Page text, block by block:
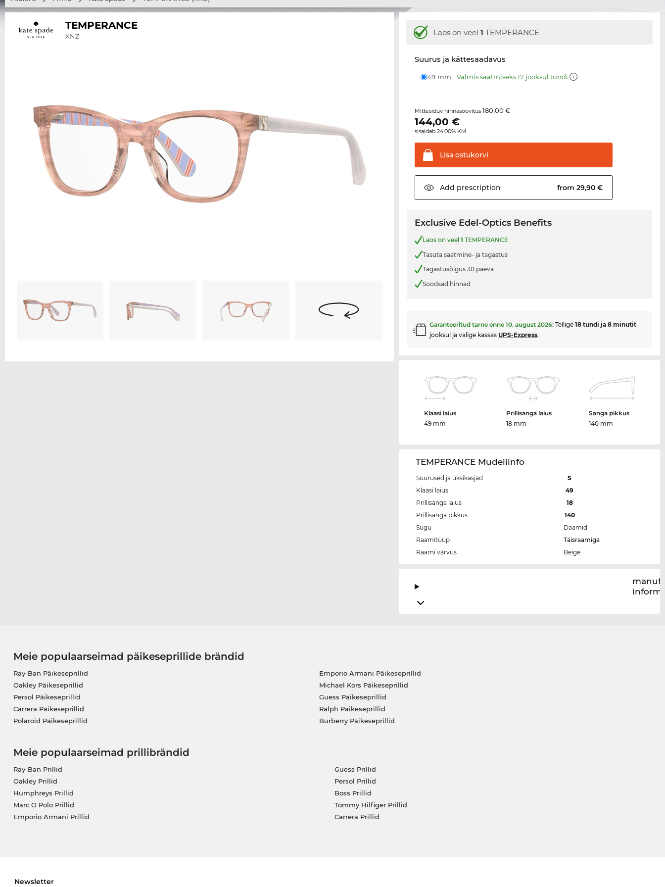
TEMPERANCE
XNZ Laos on veel1 TEMPERANCE
Suurus ja kättesaadavus
49 mm Valmis saatmiseks 17 jooksul tundi
Mittesiduv hinnasoovitus180,00 €
144,00 €
sisaldab 24.00% KM.
Lisa ostukorvi
Add prescription from 29,90 €
Exclusive Edel-Optics Benefits
Laos on veel1 TEMPERANCE
Tasuta saatmine- ja tagastus
Tagastusõigus 30 päeva
Soodsad hinnad
Garanteeritud tarne enne10. august 2026: Tellige18 tundi ja 8 minutit
jooksul ja valige kassas UPS-Express.
Klaasi laius
49 mm
Prillisanga laius
18 mm
Sanga pikkus
140 mm
TEMPERANCE Mudeliinfo
Suurused ja üksikasjad
S
Klaasi laius
49
Prillisanga laius
18
Prillisanga pikkus
140
Sugu
Daamid
Raamitüüp
Täisraamiga
Raami värvus
Beige
Meie populaarseimad päikeseprillide brändid
Ray-Ban Päikeseprillid
Oakley Päikeseprillid
Persol Päikeseprillid
Carrera Päikeseprillid
Polaroid Päikeseprillid
Emporio Armani Päikeseprillid
Michael Kors Päikeseprillid
Guess Päikeseprillid
Ralph Päikeseprillid
Burberry Päikeseprillid
Meie populaarseimad prillibrändid
Ray-Ban Prillid
Oakley Prillid
Humphreys Prillid
Marc O Polo Prillid
Emporio Armani Prillid
Guess Prillid
Persol Prillid
Boss Prillid
Tommy Hilfiger Prillid
Carrera Prillid
Newsletter